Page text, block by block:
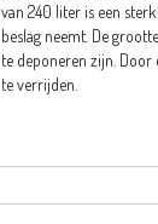
van 240 liter is een
beslag neemt. De
te deponeren zijn.
te verrijden.